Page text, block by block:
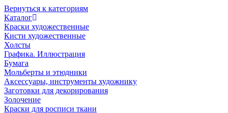
Вернуться к категориям
Каталог
Краски художественные
Кисти художественные
Холсты
Графика. Иллюстрация
Бумага
Мольберты и этюдники
Аксессуары, инструменты художнику
Заготовки для декорирования
Золочение
Краски для росписи ткани